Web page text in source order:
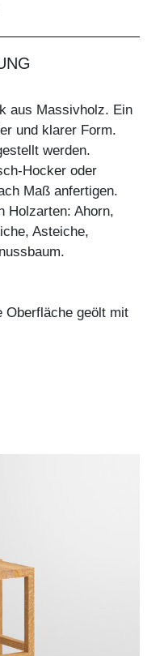
aus Massivholz. Ein
und klarer Form.
werden.
Hocker oder
Maß anfertigen.
Holzarten: Ahorn,
Asteiche,
Oberfläche geölt mit